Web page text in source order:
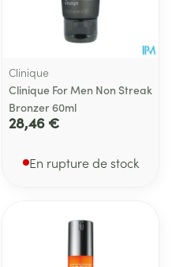
Clinique
Clinique For Men Non Streak
Bronzer 60ml
28,46 €
En rupture de stock